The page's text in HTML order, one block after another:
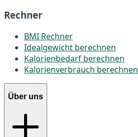
Rechner
BMI Rechner
Idealgewicht berechnen
Kalorienbedarf berechnen
Kalorienverbrauch berechnen
Über uns